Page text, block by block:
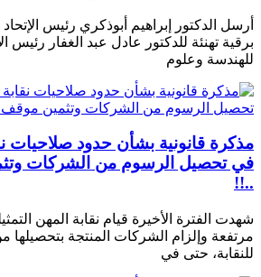
أرسل الدكتور إبراهيم أبوذكري رئيس
برقية تهنئة للدكتور عادل عبد الغفار رئيس
للهندسة وعلوم
مذكرة قانونية بشأن حدود صلاحيات
في تحصيل الرسوم من الشركات
..!!
شهدت الفترة الأخيرة قيام نقابة المهن
مرتفعة وإلزام الشركات المنتجة بتحصيلها
للنقابة، حتى في